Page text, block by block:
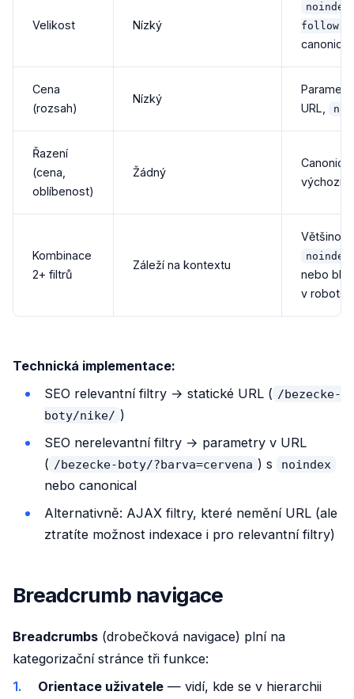
Velikost Nízký
follow
canonical
Cena
(rozsah)
Nízký
Parametr
URL,
Řazení
(cena,
oblíbenost)
Žádný
výchozí
Kombinace
2+ filtrů
Záleží na kontextu
Většinou
noindex
nebo
v
Technická implementace:
SEO relevantní filtry → statické URL ( /bezecke-
boty/nike/ )
SEO nerelevantní filtry → parametry v URL
( /bezecke-boty/?barva=cervena ) s noindex
nebo canonical
Alternativně: AJAX filtry, které nemění URL (ale
ztratíte možnost indexace i pro relevantní filtry)
Breadcrumb navigace
Breadcrumbs (drobečková navigace) plní na
kategorizační stránce tři funkce:
Orientace uživatele — vidí, kde se v hierarchii